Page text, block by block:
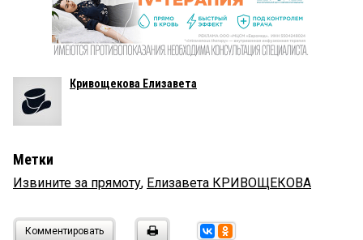
Кривощекова Елизавета
Метки
Извините за прямоту, Елизавета КРИВОЩЕКОВА
Комментировать